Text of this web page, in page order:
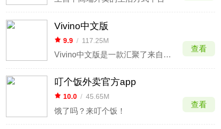
Vivino中文版
9.9 / 117.25M
Vivino中文版是一款汇聚了来自全球3000万用户的葡萄酒识别应用。这款软件无论你是初学者、葡萄酒爱好者还是专业品酒大师，都能让你轻松掌握葡萄酒的世界，让选酒品酒变得简单有趣。
查看
叮个饭外卖官方app
10.0 / 45.65M
饿了吗？来叮个饭！
查看